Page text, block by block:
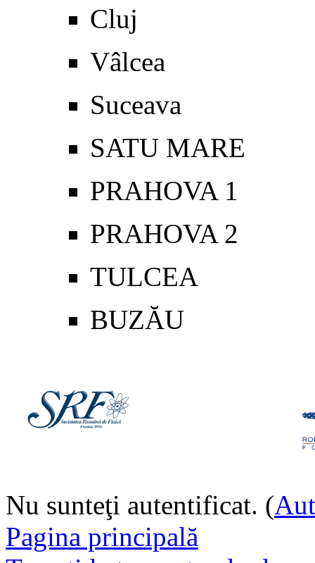
Cluj
Vâlcea
Suceava
SATU MARE
PRAHOVA 1
PRAHOVA 2
TULCEA
BUZĂU
Nu sunteţi autentificat. (
Pagina principală